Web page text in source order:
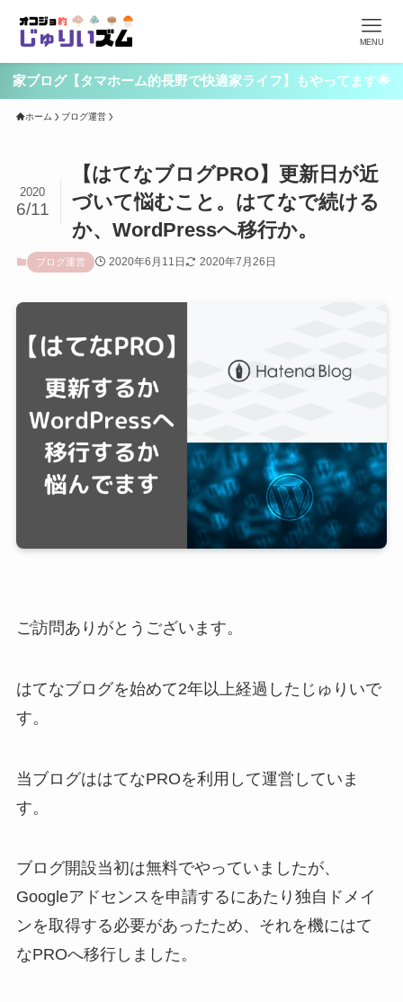
MENU
家ブログ【タマホーム的長野で快適家ライフ】もやってます🌟
ホーム ブログ運営
【はてなブログPRO】更新日が近
づいて悩むこと。はてなで続ける
か、WordPressへ移行か。
2020
6/11
ブログ運営 2020年6月11日 2020年7月26日
ご訪問ありがとうございます。
はてなブログを始めて2年以上経過したじゅりいで
す。
当ブログははてなPROを利用して運営していま
す。
ブログ開設当初は無料でやっていましたが、
Googleアドセンスを申請するにあたり独自ドメイ
ンを取得する必要があったため、それを機にはて
なPROへ移行しました。